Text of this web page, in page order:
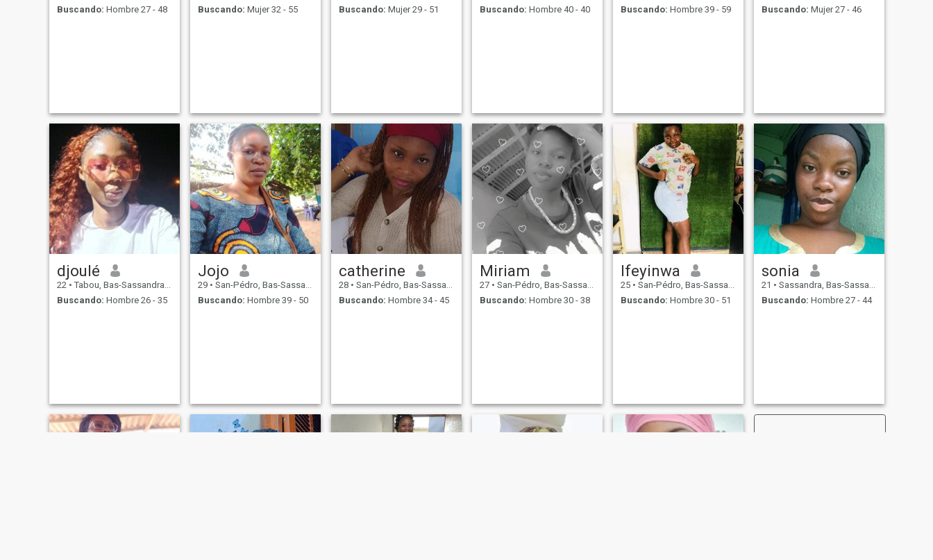
Buscando: Hombre 27 - 48
Buscando: Mujer 32 - 55
Buscando: Mujer 29 - 51
Buscando: Hombre 40 - 40
Buscando: Hombre 39 - 59
Buscando: Mujer 27 - 46
djoulé
22 • Tabou, Bas-Sassandra, Costa de Marfil
Buscando: Hombre 26 - 35
Jojo
29 • San-Pédro, Bas-Sassandra, Costa de Marfil
Buscando: Hombre 39 - 50
catherine
28 • San-Pédro, Bas-Sassandra, Costa de Marfil
Buscando: Hombre 34 - 45
Miriam
27 • San-Pédro, Bas-Sassandra, Costa de Marfil
Buscando: Hombre 30 - 38
Ifeyinwa
25 • San-Pédro, Bas-Sassandra, Costa de Marfil
Buscando: Hombre 30 - 51
sonia
21 • Sassandra, Bas-Sassandra, Costa de Marfil
Buscando: Hombre 27 - 44